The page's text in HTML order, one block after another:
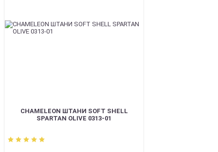
CHAMELEON ШТАНИ SOFT SHELL
SPARTAN OLIVE 0313-01